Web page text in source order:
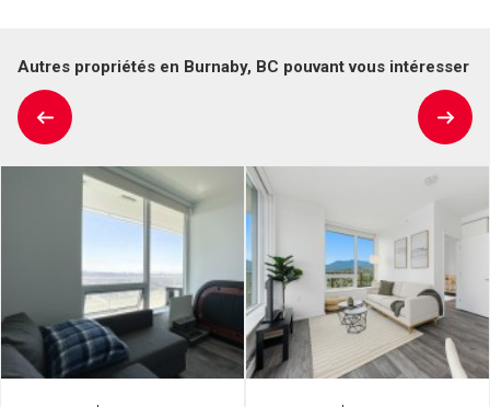
Autres propriétés en Burnaby, BC pouvant vous intéresser